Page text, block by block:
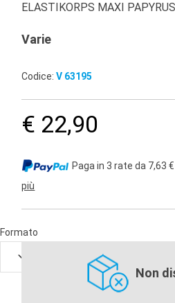
ELASTIKORPS MAXI PAPYRUS
Varie
Codice:V 63195
€ 22,90
Paga in 3 rate da 7,63
più
Formato
Non